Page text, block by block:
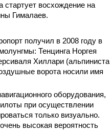
стартует восхождение на
Гималаев.
получил в 2008 году в
Тенцинга Норгея
Хиллари (альпиниста
ворота носили имя
оборудования,
при осуществлении
только визуально.
высокая вероятность